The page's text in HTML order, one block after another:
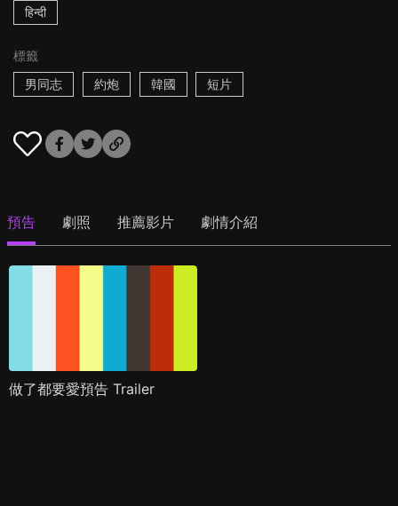
हिन्दी
標籤
男同志
約炮 韓國 短片
預告 劇照 推薦影片 劇情介紹
做了都要愛預告 Trailer